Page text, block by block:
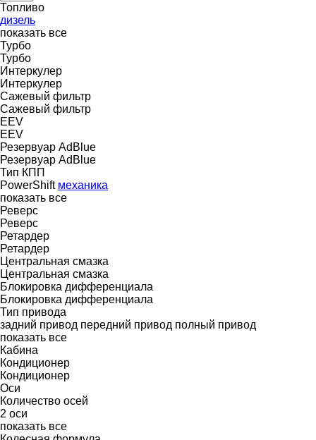
Топливо
дизель
показать все
Турбо
Турбо
Интеркулер
Интеркулер
Сажевый фильтр
Сажевый фильтр
EEV
EEV
Резервуар AdBlue
Резервуар AdBlue
Тип КПП
PowerShift механика
показать все
Реверс
Реверс
Ретардер
Ретардер
Центральная смазка
Центральная смазка
Блокировка дифференциала
Блокировка дифференциала
Тип привода
задний привод передний привод полный привод
показать все
Кабина
Кондиционер
Кондиционер
Оси
Количество осей
2 оси
показать все